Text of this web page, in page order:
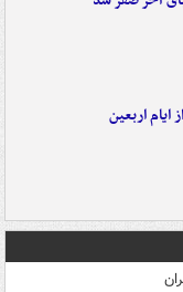
ایام اربعین